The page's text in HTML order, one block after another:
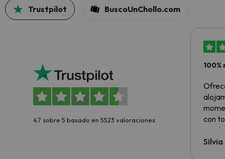
Trustpilot BuscoUnChollo.com
4.7 sobre 5 basado en 5523 valoraciones
con